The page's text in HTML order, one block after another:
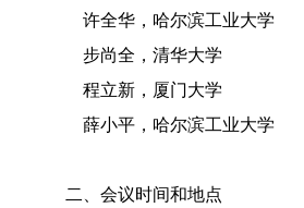
许全华，哈尔滨工业大学
步尚全，清华大学
程立新，厦门大学
薛小平，哈尔滨工业大学
二、会议时间和地点